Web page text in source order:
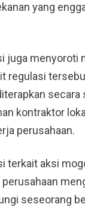
yang
juga menyoroti
regulasi
kontraktor
perusahaan.
terkait aksi
seseorang